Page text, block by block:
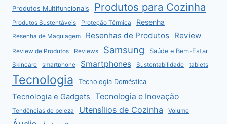
Produtos Multifuncionais Produtos para Cozinha
Produtos Sustentáveis Proteção Térmica Resenha
Resenha de Maquiagem Resenhas de Produtos Review
Review de Produtos Reviews Samsung Saúde e Bem-Estar
Skincare smartphone Smartphones Sustentabilidade tablets
Tecnologia Tecnologia Doméstica
Tecnologia e Gadgets Tecnologia e Inovação
Tendências de beleza Utensílios de Cozinha Volume